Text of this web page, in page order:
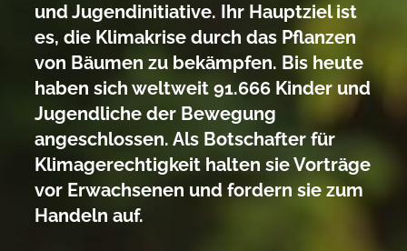
und Jugendinitiative. Ihr Hauptziel ist
es, die Klimakrise durch das Pflanzen
von Bäumen zu bekämpfen. Bis heute
haben sich weltweit 91.666 Kinder und
Jugendliche der Bewegung
angeschlossen. Als Botschafter für
Klimagerechtigkeit halten sie Vorträge
vor Erwachsenen und fordern sie zum
Handeln auf.